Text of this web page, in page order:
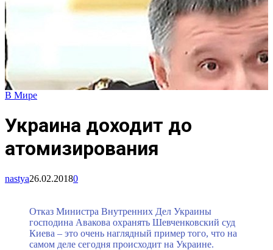
В Мире
Украина доходит до
атомизирования
nastya26.02.20180
Отказ Министра Внутренних Дел Украины
господина Авакова охранять Шевченковский суд
Киева – это очень наглядный пример того, что на
самом деле сегодня происходит на Украине.